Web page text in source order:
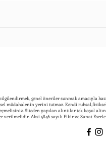
Güçlendiren
Çalışmalar
genel öneriler sunmak amacıyla
müdahalenin yerini tutmaz. Kendi
Siteden yapılan alıntılar tek koşul
Aksi 5846 sayılı Fikir ve Sanat